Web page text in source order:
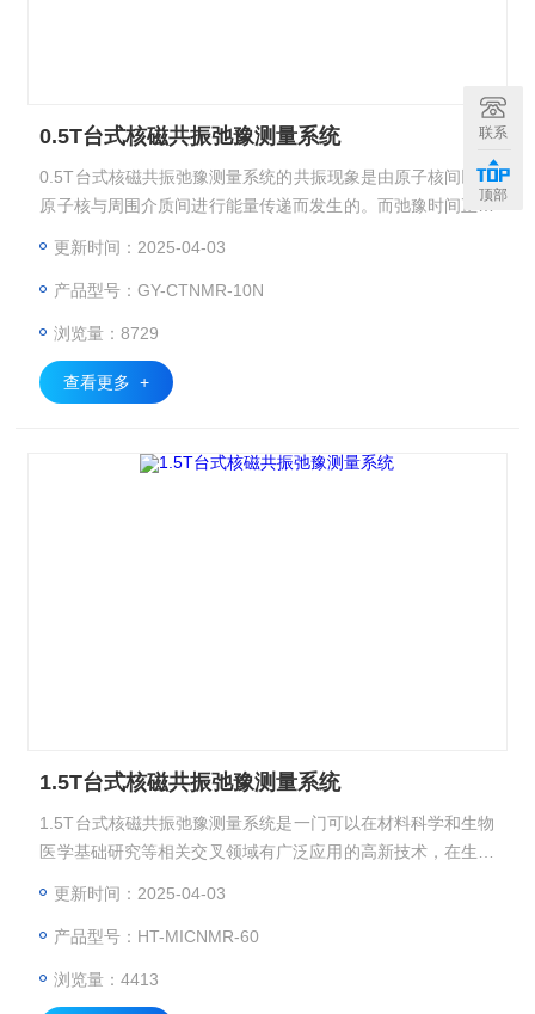
0.5T台式核磁共振弛豫测量系统
0.5T台式核磁共振弛豫测量系统的共振现象是由原子核间以及
原子核与周围介质间进行能量传递而发生的。而弛豫时间正是
活化能,进而可研究分子的结构。
更新时间：2025-04-03
产品型号：GY-CTNMR-10N
浏览量：8729
查看更多 +
1.5T台式核磁共振弛豫测量系统
1.5T台式核磁共振弛豫测量系统是一门可以在材料科学和生物
医学基础研究等相关交叉领域有广泛应用的高新技术，在生物
实验带来的风险。
更新时间：2025-04-03
产品型号：HT-MICNMR-60
浏览量：4413
联系
顶部